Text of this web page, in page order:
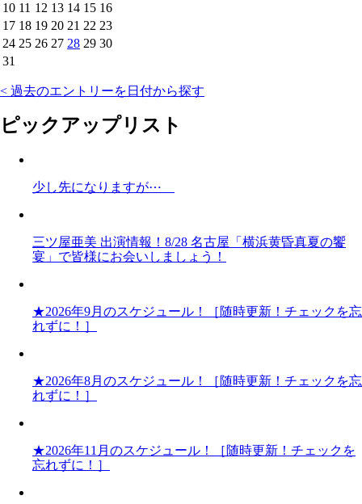
10 11 12 13 14 15 16
17 18 19 20 21 22 23
24 25 26 27 28 29 30
31
< 過去のエントリーを日付から探す
ピックアップリスト
少し先になりますが⋯
三ツ屋亜美 出演情報！8/28 名古屋「横浜黄昏真夏の饗
宴」で皆様にお会いしましょう！
★2026年9月のスケジュール！［随時更新！チェックを忘
れずに！］
★2026年8月のスケジュール！［随時更新！チェックを忘
れずに！］
★2026年11月のスケジュール！［随時更新！チェックを
忘れずに！］